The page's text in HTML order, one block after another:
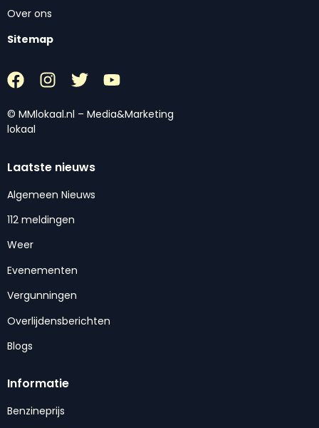
Over ons
Sitemap
© MMlokaal.nl – Media&Marketing
lokaal
Laatste nieuws
Algemeen Nieuws
112 meldingen
Weer
Evenementen
Vergunningen
Overlijdensberichten
Blogs
Informatie
Benzineprijs